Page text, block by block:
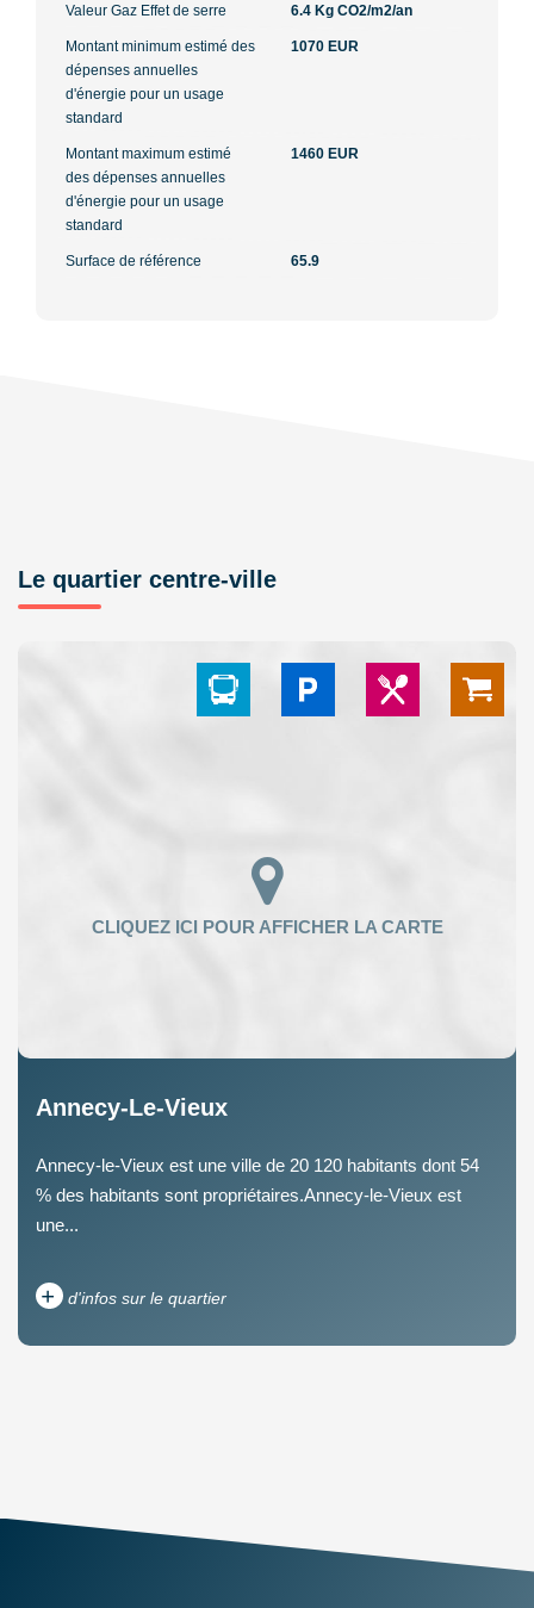
Valeur Gaz Effet de serre 6.4 Kg CO2/m2/an
Montant minimum estimé des
dépenses annuelles
d'énergie pour un usage
standard
1070 EUR
Montant maximum estimé
des dépenses annuelles
d'énergie pour un usage
standard
1460 EUR
Surface de référence 65.9
Le quartier centre-ville
Annecy-Le-Vieux
Annecy-le-Vieux est une ville de 20 120 habitants dont 54
% des habitants sont propriétaires.Annecy-le-Vieux est
une...
+ d'infos sur le quartier